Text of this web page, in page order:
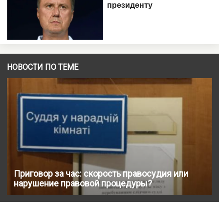
НОВОСТИ ПО ТЕМЕ
Приговор за час: скорость правосудия или
нарушение правовой процедуры?